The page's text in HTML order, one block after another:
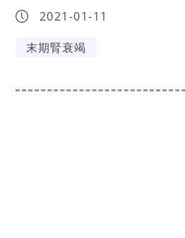
2021-01-11
末期腎衰竭